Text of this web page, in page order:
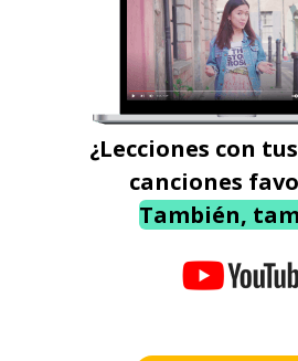
¿Lecciones con
canciones
También,